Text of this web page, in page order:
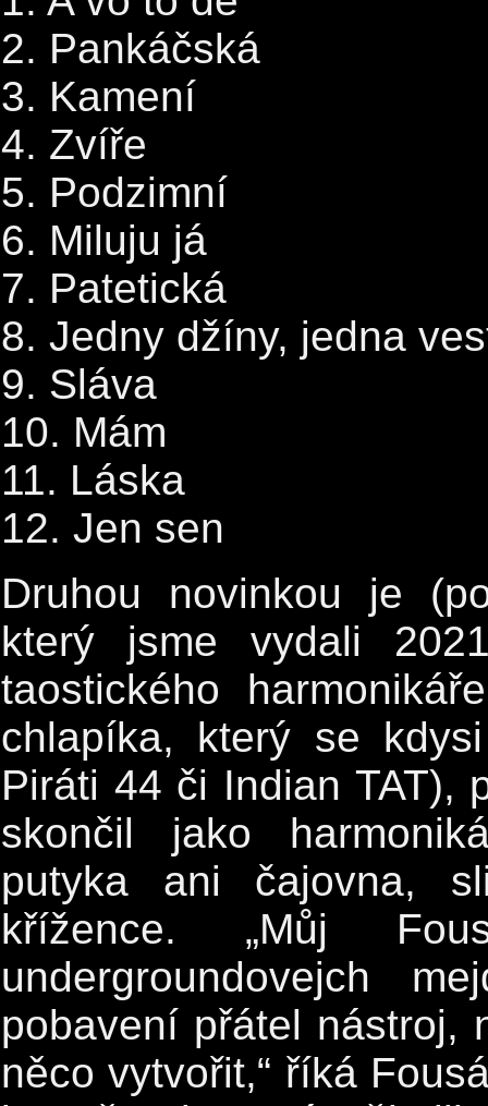
2. Pankáčská
3. Kamení
4. Zvíře
5. Podzimní
6. Miluju já
7. Patetická
8. Jedny džíny, jedna
9. Sláva
10. Mám
11. Láska
12. Jen sen
Druhou novinkou je
který jsme vydali
taostického
chlapíka, který se
Piráti 44 či Indian TAT),
skončil jako
putyka ani čajovna,
křížence. „Můj
undergroundovejch
pobavení přátel nástroj,
něco vytvořit,“ říká